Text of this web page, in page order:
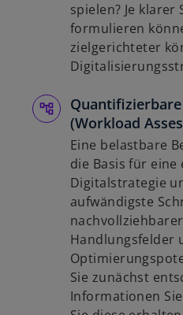
spielen? Je klarer
formulieren
zielgerichteter
(Workload
Eine belastbare
die Basis für
Digitalstrategie
aufwändigste
Handlungsfelder
Sie zunächst
Informationen